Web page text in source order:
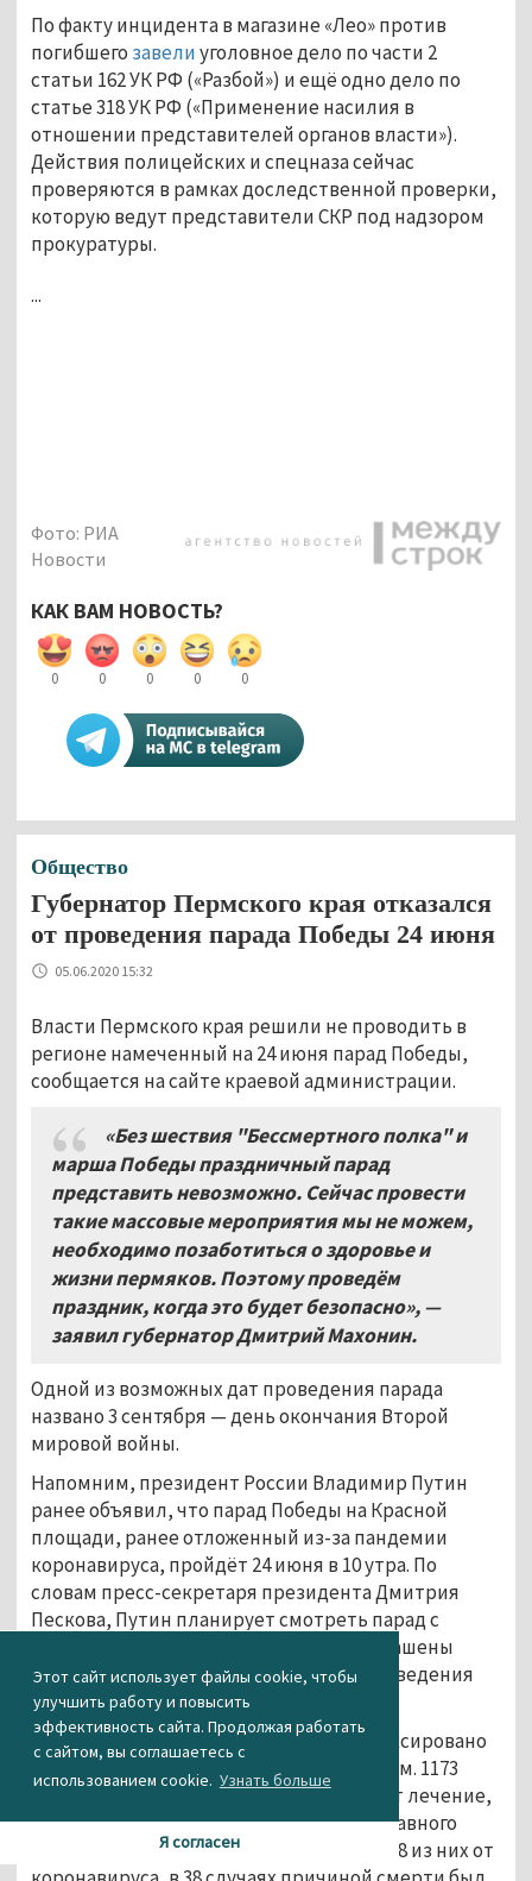
Этот сайт использует файлы cookie, чтобы
улучшить работу и повысить
эффективность сайта. Продолжая работать
с сайтом, вы соглашаетесь с
использованием cookie. Узнать больше
Я согласен
По факту инцидента в магазине «Лео» против
погибшего завелиуголовное дело по части 2
статьи 162 УК РФ («Разбой») и ещё одно дело по
статье 318 УК РФ («Применение насилия в
отношении представителей органов власти»).
Действия полицейских и спецназа сейчас
проверяются в рамках доследственной проверки,
которую ведут представители СКР под надзором
прокуратуры.
...
Фото: РИА
Новости
КАК ВАМ НОВОСТЬ?
0 0 0 0 0
Общество
Губернатор Пермского края отказался
от проведения парада Победы 24 июня
05.06.2020 15:32
Власти Пермского края решили не проводить в
регионе намеченный на 24 июня парад Победы,
сообщается на сайте краевой администрации.
«Без шествия "Бессмертного полка" и
марша Победы праздничный парад
представить невозможно. Сейчас провести
такие массовые мероприятия мы не можем,
необходимо позаботиться о здоровье и
жизни пермяков.Поэтому проведём
праздник,когда это будет безопасно», —
заявил губернатор Дмитрий Махонин.
Одной из возможных дат проведения парада
названо 3 сентября — день окончания Второй
мировой войны.
Напомним, президент России Владимир Путин
ранее объявил, что парад Победы на Красной
площади, ранее отложенный из-за пандемии
коронавируса, пройдёт 24 июня в 10 утра. По
словам пресс-секретаря президента Дмитрия
Пескова, Путин планирует смотреть парад с
трибуны. На празднование будут приглашены
главы зарубежных государств, день проведения
парада сделают выходным.
На сегодняшний день в Прикамье зафиксировано
2011 случаев заболевания коронавирусом. 1173
человека выздоровели, 772 продолжают лечение,
2873 — на карантине по предписанию главного
санитарного врача. 66 человек умерли: 28 из них от